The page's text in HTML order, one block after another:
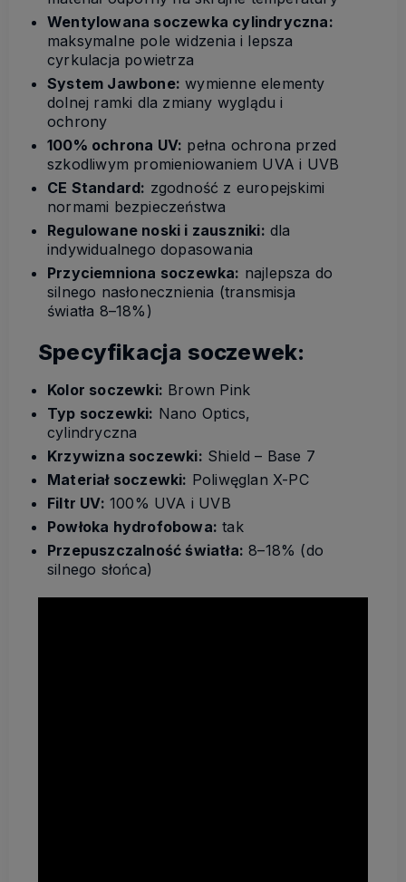
Wentylowana soczewka cylindryczna:
maksymalne pole widzenia i lepsza
cyrkulacja powietrza
System Jawbone: wymienne elementy
dolnej ramki dla zmiany wyglądu i
ochrony
100% ochrona UV: pełna ochrona przed
szkodliwym promieniowaniem UVA i UVB
CE Standard: zgodność z europejskimi
normami bezpieczeństwa
Regulowane noski i zauszniki: dla
indywidualnego dopasowania
Przyciemniona soczewka: najlepsza do
silnego nasłonecznienia (transmisja
światła 8–18%)
Specyfikacja soczewek:
Kolor soczewki: Brown Pink
Typ soczewki: Nano Optics,
cylindryczna
Krzywizna soczewki: Shield – Base 7
Materiał soczewki: Poliwęglan X-PC
Filtr UV: 100% UVA i UVB
Powłoka hydrofobowa: tak
Przepuszczalność światła: 8–18% (do
silnego słońca)